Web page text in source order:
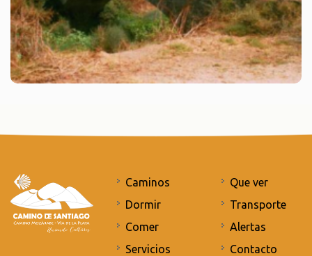
Caminos
Dormir
Comer
Servicios
Que ver
Transporte
Alertas
Contacto